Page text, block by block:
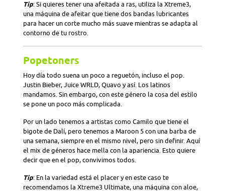
Tip: Si quieres tener una afeitada a ras, utiliza la Xtreme3,
una máquina de afeitar que tiene dos bandas lubricantes
para hacer un corte mucho más suave mientras se adapta al
contorno de tu rostro.
Popetoners
Hoy día todo suena un poco a reguetón, incluso el pop.
Justin Bieber, Juice WRLD, Quavo y así. Los latinos
mandamos. Sin embargo, con este género la cosa del estilo
se pone un poco más complicada.
Por un lado tenemos a artistas como Camilo que tiene el
bigote de Dalí, pero tenemos a Maroon 5 con una barba de
una semana, siempre en el mismo nivel, pero sin definir. Aquí
el mix de géneros hace mella con la apariencia. Esto quiere
decir que en el pop, convivimos todos.
Tip: En la variedad está el placer y en este caso te
recomendamos la Xtreme3 Ultimate, una máquina con aloe,